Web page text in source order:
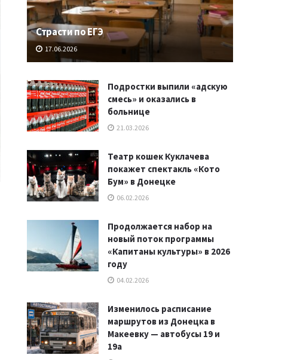
Страсти по ЕГЭ
17.06.2026
Подростки выпили «адскую
смесь» и оказались в
больнице
21.03.2026
Театр кошек Куклачева
покажет спектакль «Кото
Бум» в Донецке
06.02.2026
Продолжается набор на
новый поток программы
«Капитаны культуры» в 2026
году
04.02.2026
Изменилось расписание
маршрутов из Донецка в
Макеевку — автобусы 19 и
19а